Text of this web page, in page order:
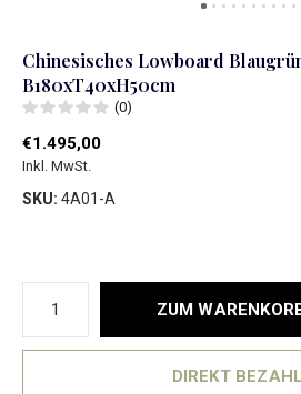
Chinesisches Lowboard
B180xT40xH50cm
(0)
€1.495,00
Inkl. MwSt.
SKU: 4A01-A
ZUM
DIREKT